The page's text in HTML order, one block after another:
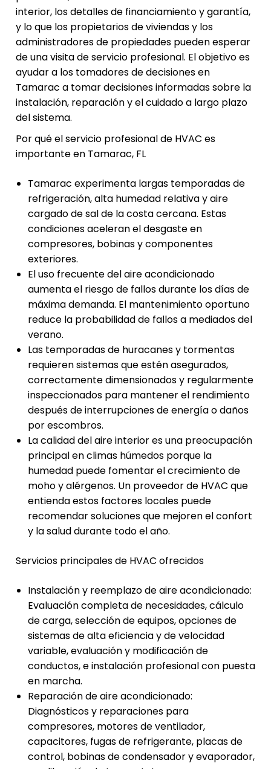
interior, los detalles de financiamiento y garantía,
y lo que los propietarios de viviendas y los
administradores de propiedades pueden esperar
de una visita de servicio profesional. El objetivo es
ayudar a los tomadores de decisiones en
Tamarac a tomar decisiones informadas sobre la
instalación, reparación y el cuidado a largo plazo
del sistema.
Por qué el servicio profesional de HVAC es
importante en Tamarac, FL
Tamarac experimenta largas temporadas de
refrigeración, alta humedad relativa y aire
cargado de sal de la costa cercana. Estas
condiciones aceleran el desgaste en
compresores, bobinas y componentes
exteriores.
El uso frecuente del aire acondicionado
aumenta el riesgo de fallos durante los días de
máxima demanda. El mantenimiento oportuno
reduce la probabilidad de fallos a mediados del
verano.
Las temporadas de huracanes y tormentas
requieren sistemas que estén asegurados,
correctamente dimensionados y regularmente
inspeccionados para mantener el rendimiento
después de interrupciones de energía o daños
por escombros.
La calidad del aire interior es una preocupación
principal en climas húmedos porque la
humedad puede fomentar el crecimiento de
moho y alérgenos. Un proveedor de HVAC que
entienda estos factores locales puede
recomendar soluciones que mejoren el confort
y la salud durante todo el año.
Servicios principales de HVAC ofrecidos
Instalación y reemplazo de aire acondicionado:
Evaluación completa de necesidades, cálculo
de carga, selección de equipos, opciones de
sistemas de alta eficiencia y de velocidad
variable, evaluación y modificación de
conductos, e instalación profesional con puesta
en marcha.
Reparación de aire acondicionado:
Diagnósticos y reparaciones para
compresores, motores de ventilador,
capacitores, fugas de refrigerante, placas de
control, bobinas de condensador y evaporador,